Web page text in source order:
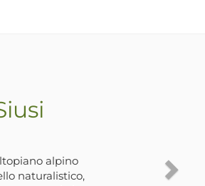
lavori per la
costruiti degli